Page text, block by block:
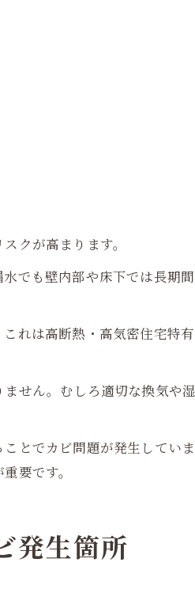
クが高まります。
でも壁内部や床下では長期
れは高断熱・高気密住宅特
せん。むしろ適切な換気や
とでカビ問題が発生してい
要です。
発生箇所